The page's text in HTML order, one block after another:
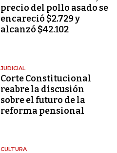
precio del pollo asado se
encareció $2.729 y
alcanzó $42.102
JUDICIAL
Corte Constitucional
reabre la discusión
sobre el futuro de la
reforma pensional
CULTURA